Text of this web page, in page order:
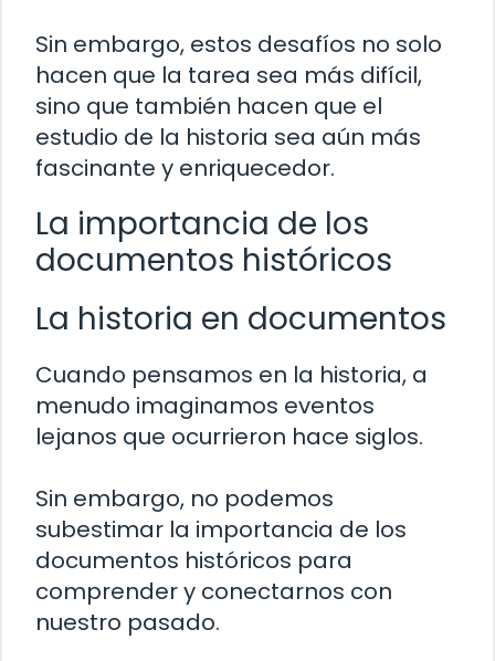
Sin embargo, estos desafíos no solo
hacen que la tarea sea más difícil,
sino que también hacen que el
estudio de la historia sea aún más
fascinante y enriquecedor.
La importancia de los
documentos históricos
La historia en documentos
Cuando pensamos en la historia, a
menudo imaginamos eventos
lejanos que ocurrieron hace siglos.
Sin embargo, no podemos
subestimar la importancia de los
documentos históricos para
comprender y conectarnos con
nuestro pasado.